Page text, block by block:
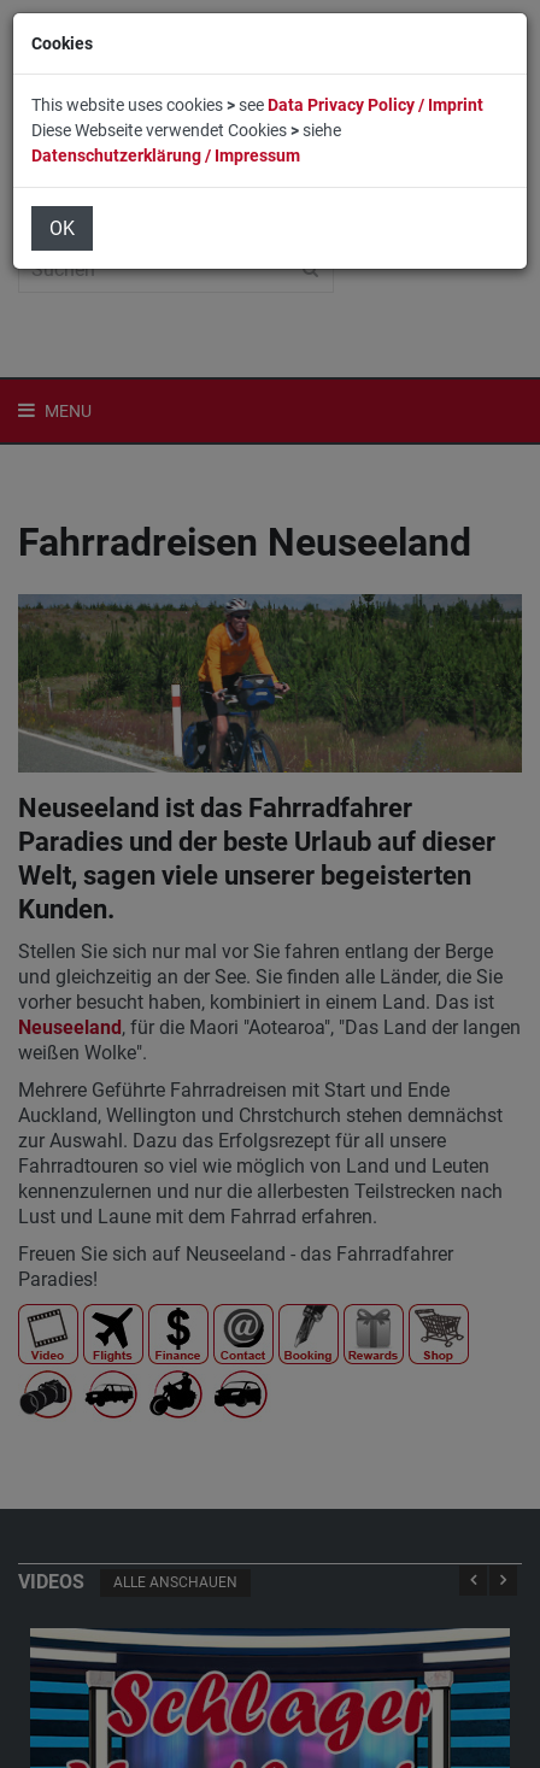
Home
MENU
Fahrradreisen Neuseeland
Neuseeland ist das Fahrradfahrer
Paradies und der beste Urlaub auf dieser
Welt, sagen viele unserer begeisterten
Kunden.
Stellen Sie sich nur mal vor Sie fahren entlang der Berge
und gleichzeitig an der See. Sie finden alle Länder, die Sie
vorher besucht haben, kombiniert in einem Land. Das ist
Neuseeland, für die Maori "Aotearoa", "Das Land der langen
weißen Wolke".
Mehrere Geführte Fahrradreisen mit Start und Ende
Auckland, Wellington und Chrstchurch stehen demnächst
zur Auswahl. Dazu das Erfolgsrezept für all unsere
Fahrradtouren so viel wie möglich von Land und Leuten
kennenzulernen und nur die allerbesten Teilstrecken nach
Lust und Laune mit dem Fahrrad erfahren.
Freuen Sie sich auf Neuseeland - das Fahrradfahrer
Paradies!
VIDEOS ALLE ANSCHAUEN
Cookies
This website uses cookies>seeData Privacy Policy / Imprint
Diese Webseite verwendet Cookies>siehe
Datenschutzerklärung / Impressum
OK